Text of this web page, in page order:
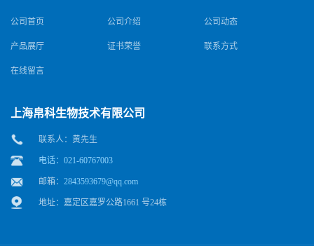
公司首页 公司介绍 公司动态
产品展厅 证书荣誉 联系方式
在线留言
上海帛科生物技术有限公司
联系人：黄先生
电话：021-60767003
邮箱： 2843593679@qq.com
地址：嘉定区嘉罗公路1661 号24栋